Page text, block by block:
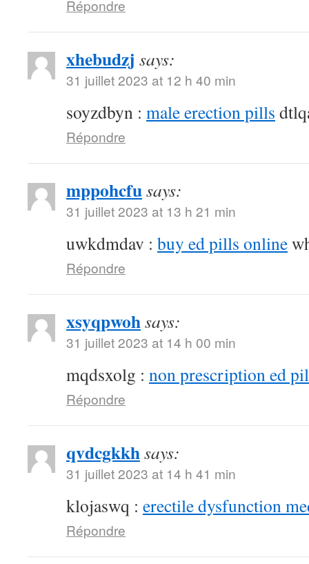
Répondre
xhebudzj says:
31 juillet 2023 at 12 h 40 min
soyzdbyn : male erection pills
Répondre
mppohcfusays:
31 juillet 2023 at 13 h 21 min
uwkdmdav : buy ed pills online
Répondre
xsyqpwohsays:
31 juillet 2023 at 14 h 00 min
mqdsxolg : non prescription ed
Répondre
qvdcgkkhsays:
31 juillet 2023 at 14 h 41 min
klojaswq : erectile dysfunction
Répondre